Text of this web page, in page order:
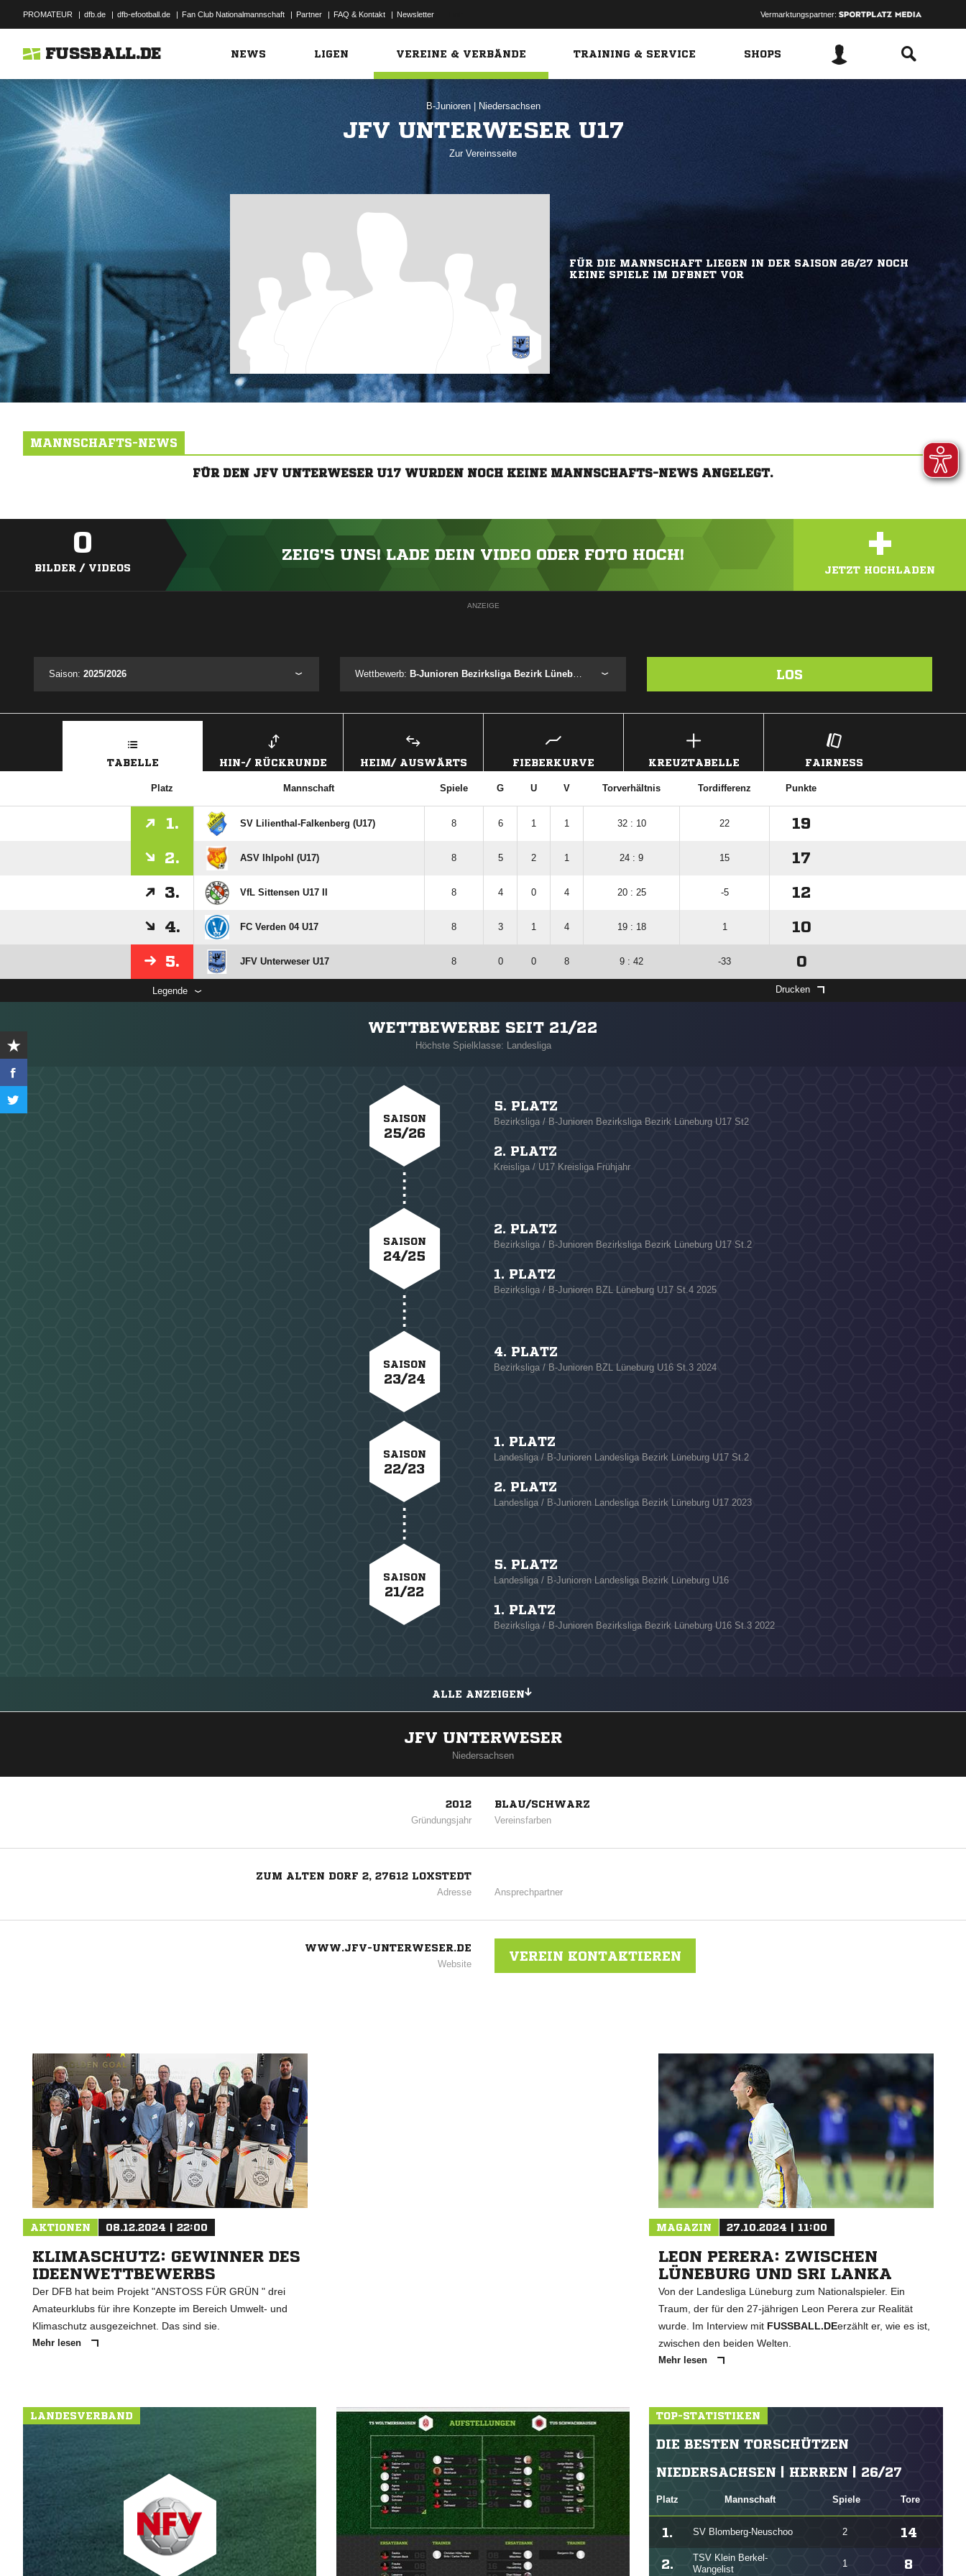
PROMATEUR | dfb.de | dfb-efootball.de | Fan Club Nationalmannschaft | Partner | FAQ & Kontakt | Newsletter Vermarktungspartner:
FUSSBALL.DE NEWS LIGEN VEREINE & VERBÄNDE TRAINING & SERVICE SHOPS
B-Junioren Niedersachsen
JFV UNTERWESER U17
Zur Vereinsseite
FÜR DIE MANNSCHAFT LIEGEN IN DER SAISON 26/27 NOCH
KEINE SPIELE IM DFBNET VOR
MANNSCHAFTS-NEWS
FÜR DEN JFV UNTERWESER U17 WURDEN NOCH KEINE MANNSCHAFTS-NEWS ANGELEGT.
0
BILDER / VIDEOS
ZEIG'S UNS! LADE DEIN VIDEO ODER FOTO HOCH! +
JETZT HOCHLADEN
ANZEIGE
Saison: 2025/2026 Wettbewerb: B-Junioren Bezirksliga Bezirk Lüneburg U17 St2 LOS
TABELLE HIN-/ RÜCKRUNDE HEIM/ AUSWÄRTS FIEBERKURVE KREUZTABELLE FAIRNESS
Platz Mannschaft Spiele G U V Torverhältnis Tordifferenz Punkte
1. SV Lilienthal-Falkenberg (U17) 8 6 1 1 32 : 10 22 19
2. ASV Ihlpohl (U17) 8 5 2 1 24 : 9 15 17
3. VfL Sittensen U17 II 8 4 0 4 20 : 25 -5 12
4. FC Verden 04 U17 8 3 1 4 19 : 18 1 10
5. JFV Unterweser U17 8 0 0 8 9 : 42 -33 0
Legende Drucken
WETTBEWERBE SEIT 21/22
Höchste Spielklasse: Landesliga
SAISON
25/26
5. PLATZ
Bezirksliga / B-Junioren Bezirksliga Bezirk Lüneburg U17 St2
2. PLATZ
Kreisliga / U17 Kreisliga Frühjahr
SAISON
24/25
2. PLATZ
Bezirksliga / B-Junioren Bezirksliga Bezirk Lüneburg U17 St.2
1. PLATZ
Bezirksliga / B-Junioren BZL Lüneburg U17 St.4 2025
SAISON
23/24
4. PLATZ
Bezirksliga / B-Junioren BZL Lüneburg U16 St.3 2024
SAISON
22/23
1. PLATZ
Landesliga / B-Junioren Landesliga Bezirk Lüneburg U17 St.2
2. PLATZ
Landesliga / B-Junioren Landesliga Bezirk Lüneburg U17 2023
SAISON
21/22
5. PLATZ
Landesliga / B-Junioren Landesliga Bezirk Lüneburg U16
1. PLATZ
Bezirksliga / B-Junioren Bezirksliga Bezirk Lüneburg U16 St.3 2022
ALLE ANZEIGEN
JFV UNTERWESER
Niedersachsen
2012
Gründungsjahr
BLAU/SCHWARZ
Vereinsfarben
ZUM ALTEN DORF 2, 27612 LOXSTEDT
Adresse Ansprechpartner
WWW.JFV-UNTERWESER.DE
Website
VEREIN KONTAKTIEREN
AKTIONEN 08.12.2024 | 22:00
KLIMASCHUTZ: GEWINNER DES
IDEENWETTBEWERBS
Der DFB hat beim Projekt "ANSTOSS FÜR GRÜN " drei
Amateurklubs für ihre Konzepte im Bereich Umwelt- und
Klimaschutz ausgezeichnet. Das sind sie.
Mehr lesen
MAGAZIN 27.10.2024 | 11:00
LEON PERERA: ZWISCHEN
LÜNEBURG UND SRI LANKA
Von der Landesliga Lüneburg zum Nationalspieler. Ein
Traum, der für den 27-jährigen Leon Perera zur Realität
wurde. Im Interview mit FUSSBALL.DEerzählt er, wie es ist,
zwischen den beiden Welten.
Mehr lesen
LANDESVERBAND TOP-STATISTIKEN
DIE BESTEN TORSCHÜTZEN
NIEDERSACHSEN | HERREN | 26/27
Platz Mannschaft Spiele Tore
1. SV Blomberg-Neuschoo 2 14
2.
TSV Klein Berkel-
Wangelist
1 8